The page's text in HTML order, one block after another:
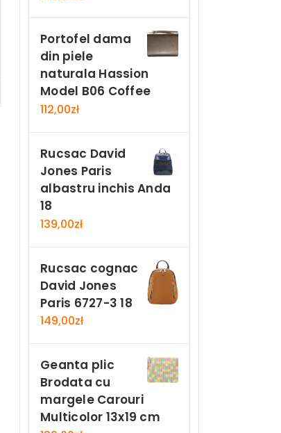
Portofel dama
din piele
naturala Hassion
Model B06 Coffee
112,00zł
Rucsac David
Jones Paris
albastru inchis Anda
18
139,00zł
Rucsac cognac
David Jones
Paris 6727-3 18
149,00zł
Geanta plic
Brodata cu
margele Carouri
Multicolor 13x19 cm